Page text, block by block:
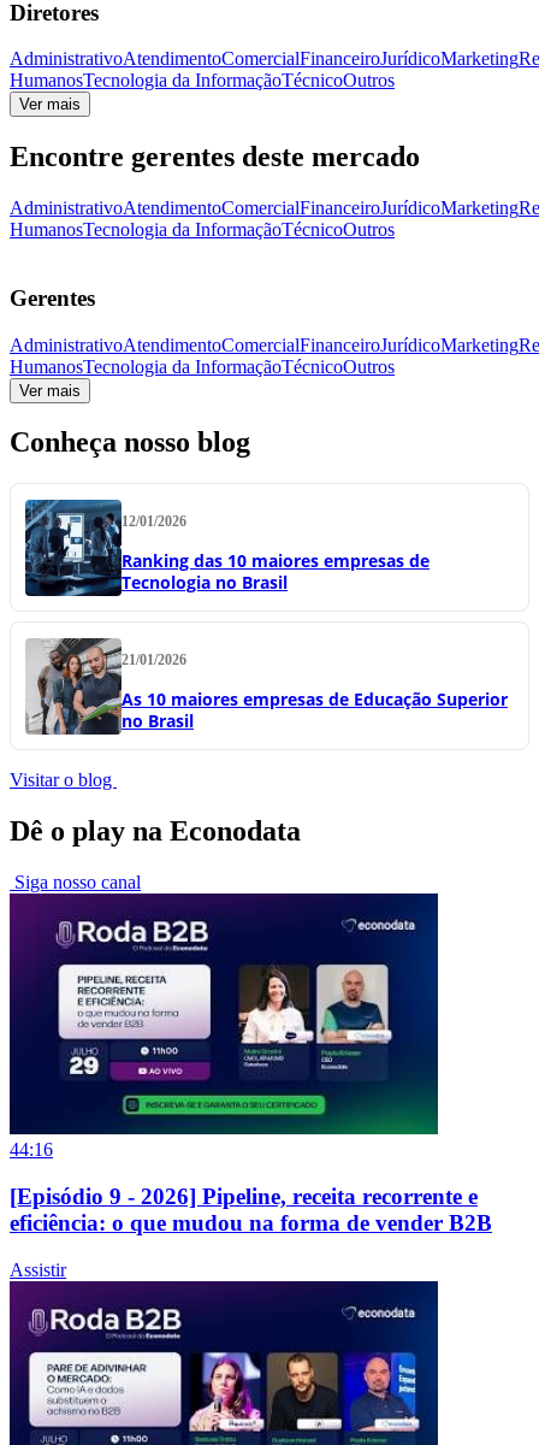
Diretores
AdministrativoAtendimentoComercialFinanceiroJurídicoMarketing
HumanosTecnologia da InformaçãoTécnicoOutros
Ver mais
Encontre gerentes deste mercado
AdministrativoAtendimentoComercialFinanceiroJurídicoMarketing
HumanosTecnologia da InformaçãoTécnicoOutros
Gerentes
AdministrativoAtendimentoComercialFinanceiroJurídicoMarketing
HumanosTecnologia da InformaçãoTécnicoOutros
Ver mais
Conheça nosso blog
12/01/2026
Ranking das 10 maiores empresas de
Tecnologia no Brasil
21/01/2026
As 10 maiores empresas de Educação Superior
no Brasil
Visitar o blog
Dê o play na Econodata
Siga nosso canal
44:16
[Episódio 9 - 2026] Pipeline, receita recorrente e
eficiência: o que mudou na forma de vender B2B
Assistir